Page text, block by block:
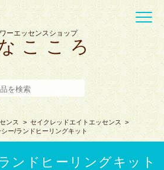
ーエッセンスショップ
こ こ ろ
ンス
セイクレッドエイトエッセンス
ー/ランドヒーリングキット
ンドヒーリングキット